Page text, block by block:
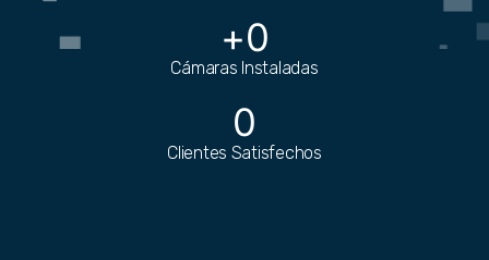
¿REQUIERES PISO FALSO PARA
ORGANIZAR EL CABLEADO?
+0
Cámaras Instaladas
0
Clientes Satisfechos